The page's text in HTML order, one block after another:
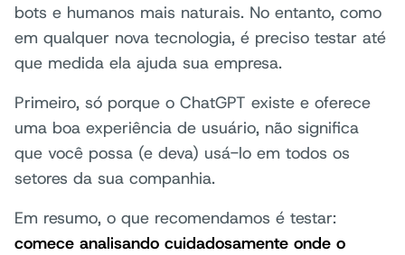
bots e humanos mais naturais. No entanto, como
em qualquer nova tecnologia, é preciso testar até
que medida ela ajuda sua empresa.
Primeiro, só porque o ChatGPT existe e oferece
uma boa experiência de usuário, não significa
que você possa (e deva) usá-lo em todos os
setores da sua companhia.
Em resumo, o que recomendamos é testar:
comece analisando cuidadosamente onde o